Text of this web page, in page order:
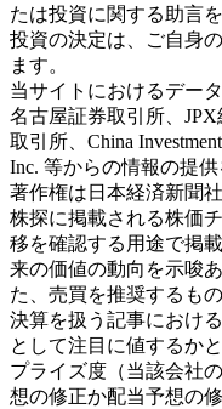
たは投資に関する助言
投資の決定は、ご自身
ます。
当サイトにおけるデー
名古屋証券取引所、
取引所、China
Inc. 等からの情報の提
著作権は日本経済新聞
株探に掲載される株価
移を確認する用途で掲
来の価値の動向を示唆
た、売買を推奨するも
決算を扱う記事におけ
として注目に値するか
プライズ度（当該会社
想の修正か配当予想の